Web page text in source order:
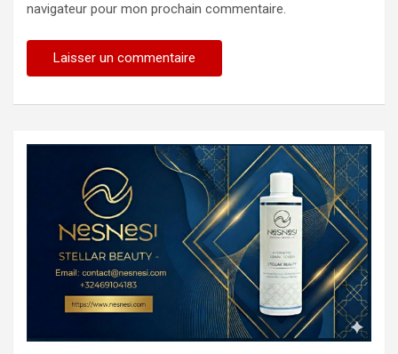
navigateur pour mon prochain commentaire.